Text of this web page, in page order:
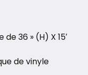
36 » (H) X 15′
de vinyle